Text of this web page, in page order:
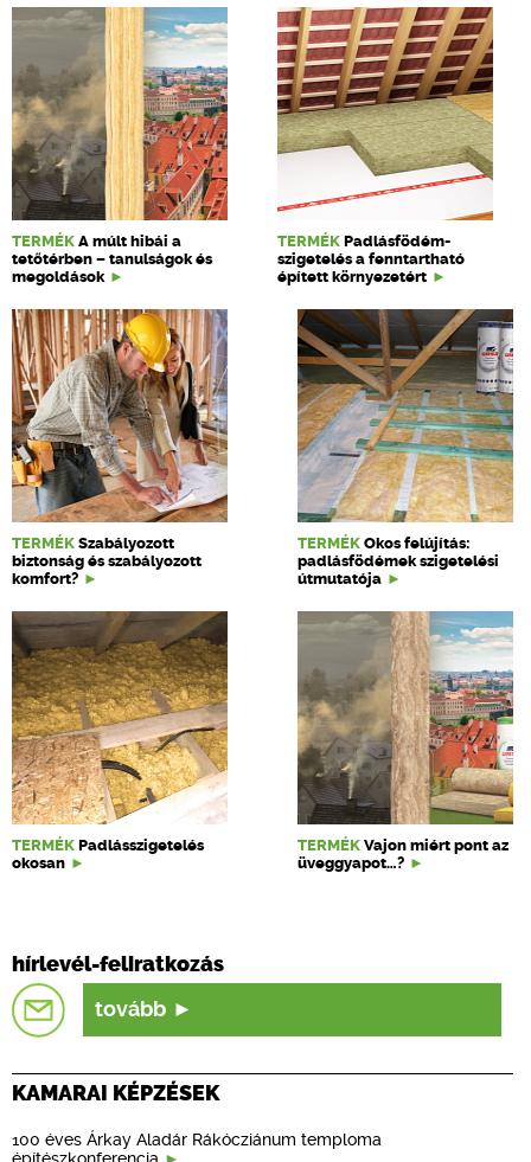
TERMÉK A múlt hibái a
tetőtérben – tanulságok és
megoldások
TERMÉK Padlásfödém-
szigetelés a fenntartható
épített környezetért
TERMÉK Szabályozott
biztonság és szabályozott
komfort?
TERMÉK Okos felújítás:
padlásfödémek szigetelési
útmutatója
TERMÉK Padlásszigetelés
okosan
TERMÉK Vajon miért pont az
üveggyapot…?
hírlevél-feliratkozás
tovább
KAMARAI KÉPZÉSEK
100 éves Árkay Aladár Rákócziánum temploma
építészkonferencia